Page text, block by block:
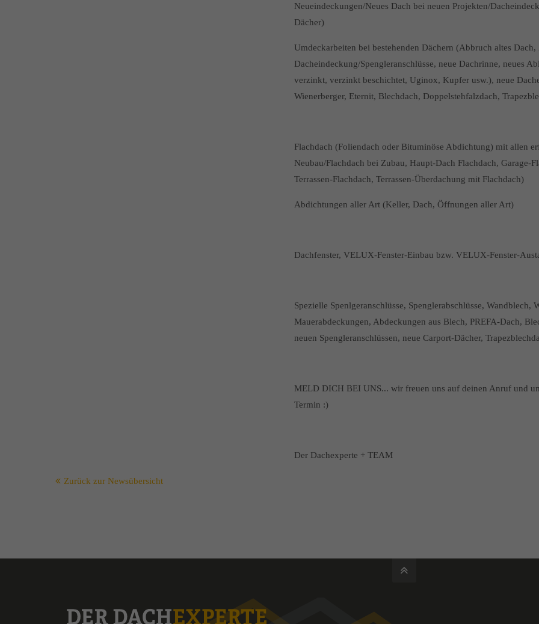
Neueindeckungen/Neues Dach bei neuen Projekten/
Dächer)
Umdeckarbeiten bei bestehenden Dächern (Abbruch altes
Dacheindeckung/Spengleranschlüsse, neue Dachrinne, neues
verzinkt, verzinkt beschichtet, Uginox, Kupfer usw.), neue
Wienerberger, Eternit, Blechdach, Doppelstehfalzdach,
Flachdach (Foliendach oder Bituminöse Abdichtung) mit allen
Neubau/Flachdach bei Zubau, Haupt-Dach Flachdach, Garage-
Terrassen-Flachdach, Terrassen-Überdachung mit Flachdach)
Abdichtungen aller Art (Keller, Dach, Öffnungen aller Art)
Dachfenster, VELUX-Fenster-Einbau bzw. VELUX-Fenster-
Spezielle Spenlgeranschlüsse, Spenglerabschlüsse, Wandblech,
Mauerabdeckungen, Abdeckungen aus Blech, PREFA-Dach,
neuen Spengleranschlüssen, neue Carport-Dächer,
MELD DICH BEI UNS... wir freuen uns auf deinen Anruf und
Termin :)
Der Dachexperte + TEAM
Zurück zur Newsübersicht